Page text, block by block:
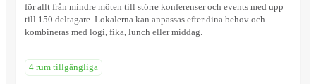
för allt från mindre möten till större konferenser och events med upp
till 150 deltagare. Lokalerna kan anpassas efter dina behov och
kombineras med logi, fika, lunch eller middag.
4 rum tillgängliga